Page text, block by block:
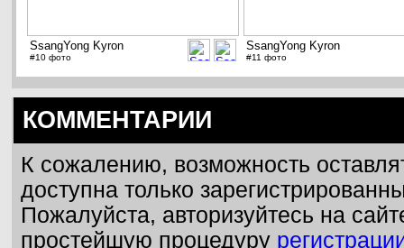
SsangYong Kyron
#10 фото
SsangYong Kyron
#11 фото
КОММЕНТАРИИ
К сожалению, возможность
доступна только
Пожалуйста, авторизуйтесь на
простейшую процедуру